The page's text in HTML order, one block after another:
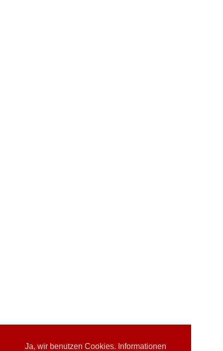
Ja, wir benutzen Cookies. Informationen